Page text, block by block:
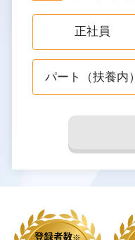
正社員
パート（扶養内）